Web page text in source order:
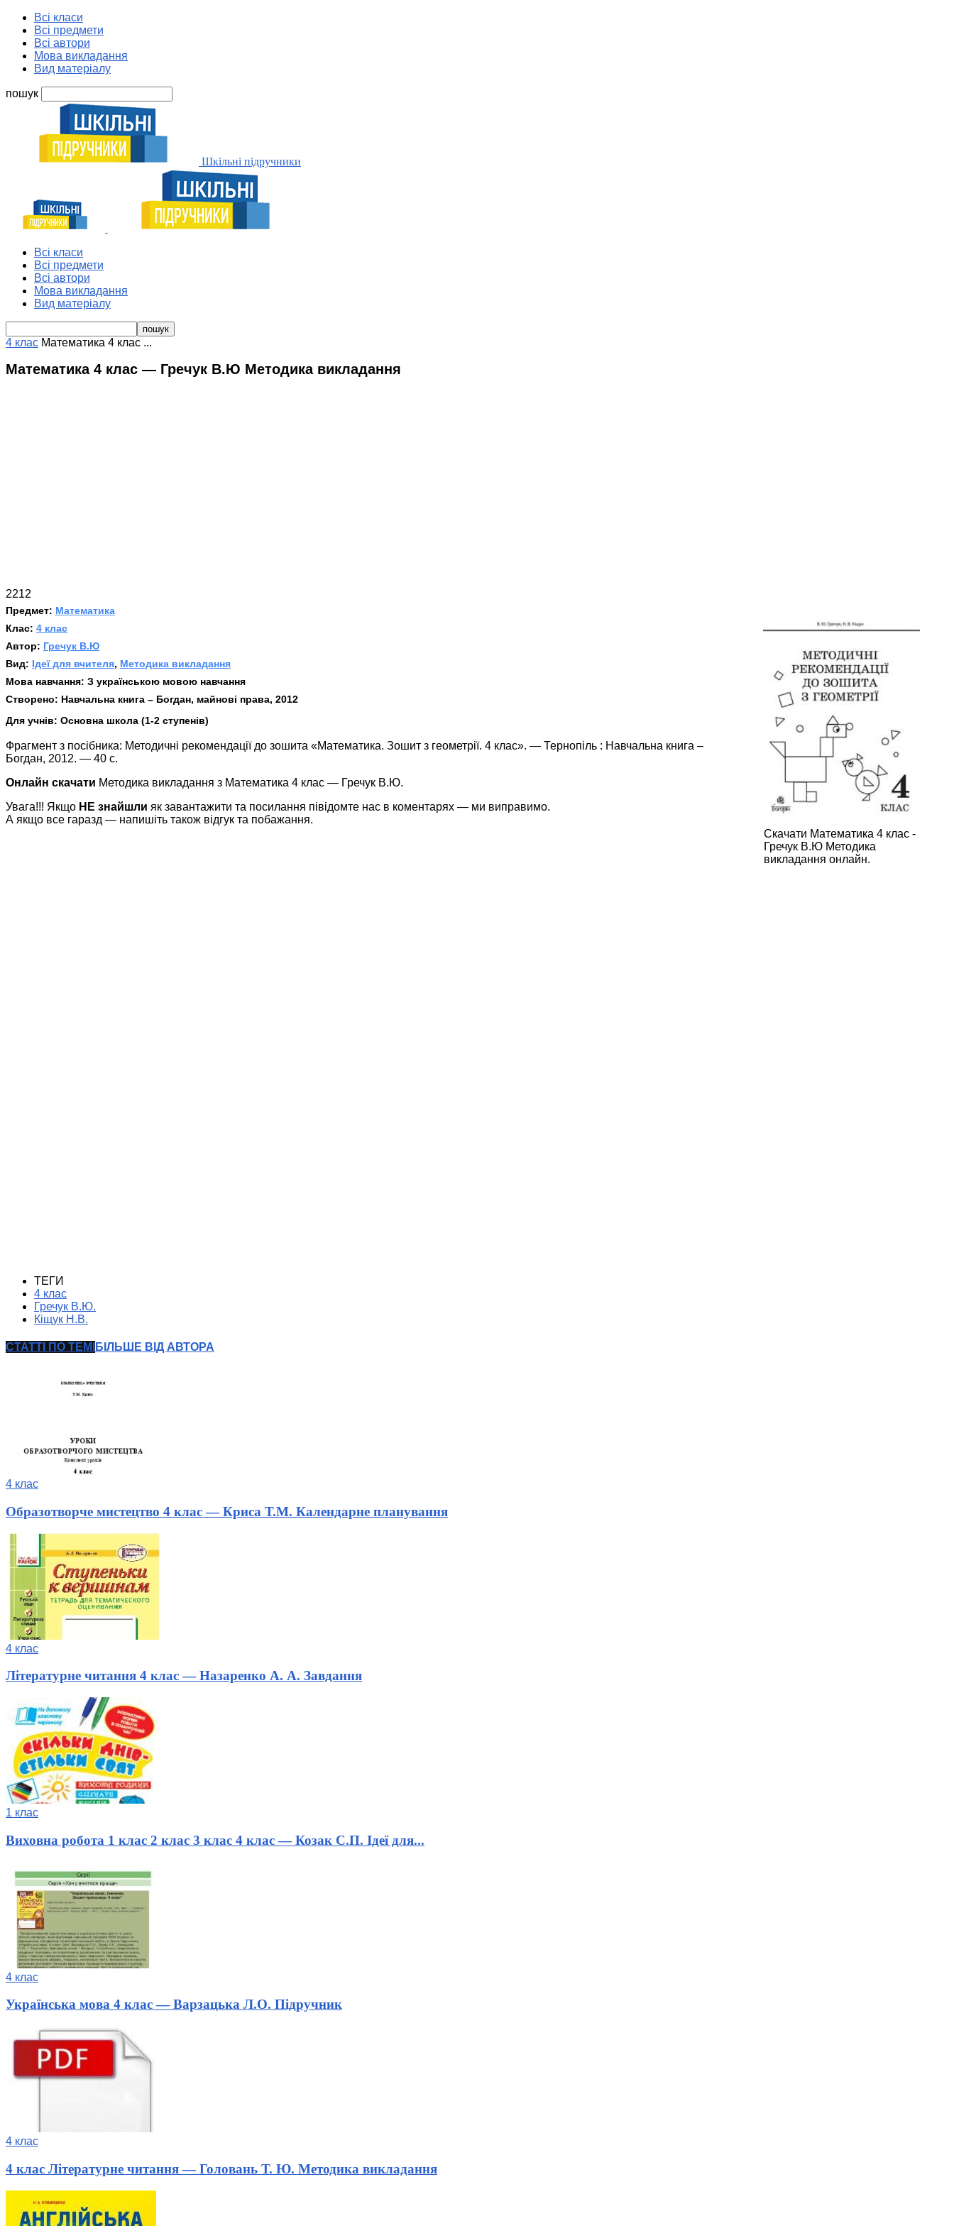
Всі класи
Всі предмети
Всі автори
Мова викладання
Вид матеріалу
пошук
Шкільні підручники
Всі класи
Всі предмети
Всі автори
Мова викладання
Вид матеріалу
4 клас Математика 4 клас ...
Математика 4 клас — Гречук В.Ю Методика викладання
2212
Скачати Математика 4 клас -
Гречук В.Ю Методика
викладання онлайн.
Предмет: Математика
Клас: 4 клас
Автор: Гречук В.Ю
Вид: Ідеї для вчителя, Методика викладання
Мова навчання: З українською мовою навчання
Створено: Навчальна книга – Богдан, майнові права, 2012
Для учнів: Основна школа (1-2 ступенів)
Фрагмент з посібника: Методичні рекомендації до зошита «Математика. Зошит з геометрії. 4 клас». — Тернопіль : Навчальна книга –
Богдан, 2012. — 40 с.
Онлайн скачати Методика викладання з Математика 4 клас — Гречук В.Ю.
Увага!!! Якщо НЕ знайшли як завантажити та посилання півідомте нас в коментарях — ми виправимо.
А якщо все гаразд — напишіть також відгук та побажання.
ТЕГИ
4 клас
Гречук В.Ю.
Кіщук Н.В.
СТАТТІ ПО ТЕМІ БІЛЬШЕ ВІД АВТОРА
4 клас
Образотворче мистецтво 4 клас — Криса Т.М. Календарне планування
4 клас
Літературне читання 4 клас — Назаренко А. А. Завдання
1 клас
Виховна робота 1 клас 2 клас 3 клас 4 клас — Козак С.П. Ідеї для...
4 клас
Українська мова 4 клас — Варзацька Л.О. Підручник
4 клас
4 клас Літературне читання — Головань Т. Ю. Методика викладання